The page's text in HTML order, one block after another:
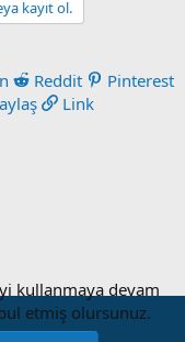
kayıt ol.
Reddit
Pinterest
Link
kullanmaya devam
etmiş olursunuz.